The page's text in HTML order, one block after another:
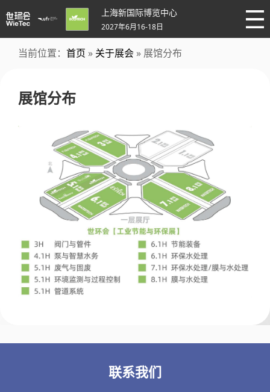
上海新国际博览中心
2027年6月16-18日
当前位置： 首页 » 关于展会 » 展馆分布
展馆分布
联系我们